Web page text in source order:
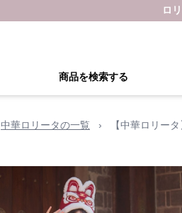
ロ
商品を検索する
中華ロリータの一覧 › 【中華ロリー